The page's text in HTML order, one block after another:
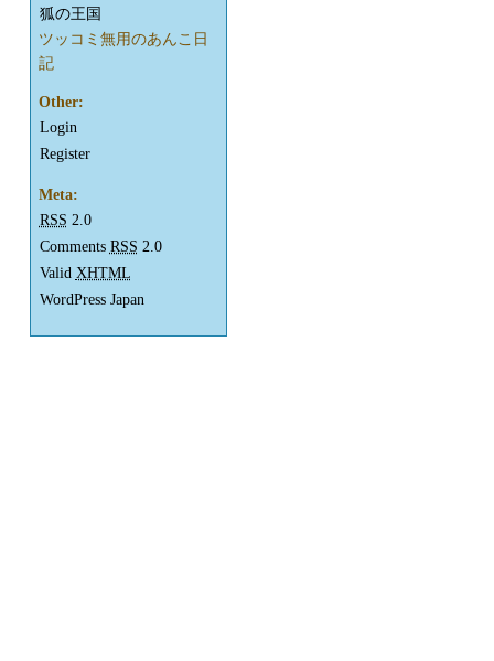
狐の王国
ツッコミ無用のあんこ日
記
Other:
Login
Register
Meta:
RSS 2.0
Comments RSS 2.0
Valid XHTML
WordPress Japan